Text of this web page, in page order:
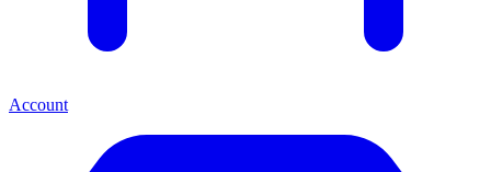
Account